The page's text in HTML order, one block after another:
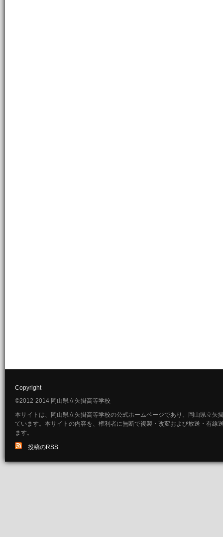
Copyright
©2012-2014 岡山県立矢掛高等学校
本サイトは、岡山県立矢掛高等学校の公式ホームページであり、岡山県立矢
ています。本サイトの内容を、権利者に無断で複製・改変および放送・有線
ます。
投稿のRSS